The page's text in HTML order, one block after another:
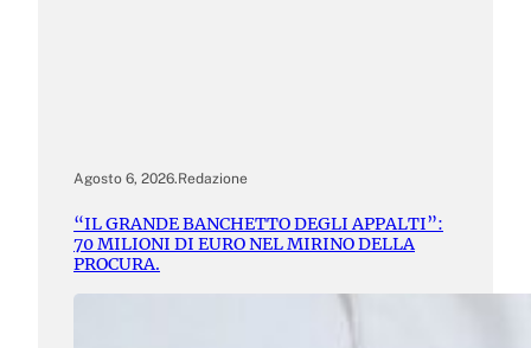
Agosto 6, 2026.Redazione
“IL GRANDE BANCHETTO DEGLI APPALTI”:
70 MILIONI DI EURO NEL MIRINO DELLA
PROCURA.